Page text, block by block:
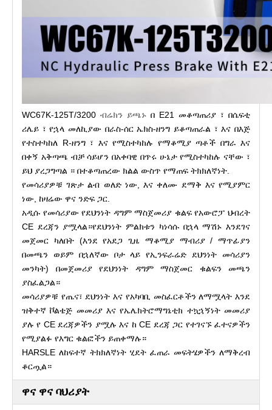
WC67K-125T/3200 ብሬክን ይጫኑ በ E21 መቆጣጠሪያ ፣ በሴፍቲ
ሪሌይ ፣ የኋላ መለኪያው በራስ-ሰር ኤክስ-ዘንግ ይቆጣጠራል ፣ እና በእጅ
የተስተካከለ R-ዘንግ ፣ እና የሚስተካከሉ የማቆሚያ ጣቶች በግራ እና
በቀኝ አቅጣጫ ብቻ ሳይሆን በአቀባዊ በጥሩ ሁኔታ የሚስተካከሉ ናቸው ፣
ይህ ያረጋግጣል ። በተቆጣጠረው ክልል ውስጥ የማጠፍ ትክክለኛነት.
የመሳሪያዎቹ ገጽታ ልብ ወለድ ነው, እና ቀለሙ ደማቅ እና የሚያምር
ነው, ከዛሬው ዋና ንድፍ ጋር.
አዲሱ የመሳሪያው የደህንነት ዳግም ማስጀመሪያ ቁልፍ የአውሮፓ ህብረት
CE ደረጃን ያሟላል።የደህንነት ምልክቱን ካነሳሱ በኋላ ማሽኑ እንደገና
መጀመር ካለበት (እንደ የአደጋ ጊዜ ማቆሚያ ማብሪያ / ማጥፊያን
በመጫን ወይም በኋለኛው ቦታ ላይ የኢንፍራሬድ ደህንነት መሳሪያን
መንካት) በመጀመሪያ የደህንነት ዳግም ማስጀመር ቁልፍን መጫን
ያስፈልጋል።
መሳሪያዎቹ የጤና፣ ደህንነት እና የአካባቢ መስፈርቶችን ለማሟላት እንደ
ዝቅተኛ ቮልቴጅ መመሪያ እና የኤሌክትሮማግኔቲክ ተኳኋኝነት መመሪያ
ያሉ የ CE ደረጃዎችን ያሟሉ እና ከ CE ደረጃ ጋር የተገናኙ ፈተናዎችን
የሚያልፉ የእግር ቁልፎችን ይጠቀማሉ።
HARSLE ለከፍተኛ ትክክለኛነት ሂደት ፈጠራ መፍትሄዎችን ለማቅረብ
ቆርጧል።
ዋና ዋና ባህሪያት